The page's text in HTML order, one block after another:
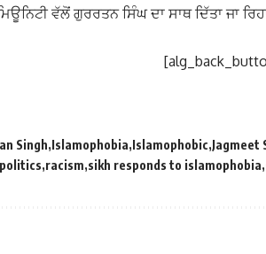
ਵੱਲੋਂ ਗੁਰਰਤਨ ਸਿੰਘ ਦਾ ਸਾਥ ਦਿੱਤਾ ਜਾ
Singh Islamophobia Islamophobic Jagmeet
politics racism sikh responds to islamophobia